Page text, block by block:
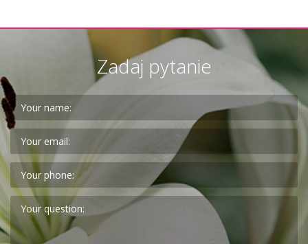
Zadaj pytanie